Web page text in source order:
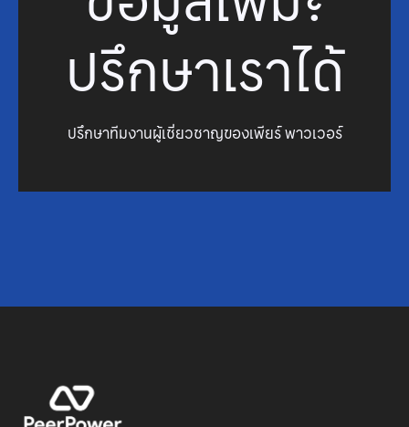
ปรึกษาเราได้
ปรึกษาทีมงานผู้เชี่ยวชาญของเพียร์ พาวเวอร์